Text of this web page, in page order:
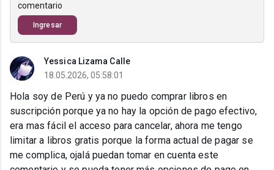
comentario
Ingresar
Yessica Lizama Calle
18.05.2026, 05:58:01
Hola soy de Perú y ya no puedo comprar libros en
suscripción porque ya no hay la opción de pago efectivo,
era mas fácil el acceso para cancelar, ahora me tengo
limitar a libros gratis porque la forma actual de pagar se
me complica, ojalá puedan tomar en cuenta este